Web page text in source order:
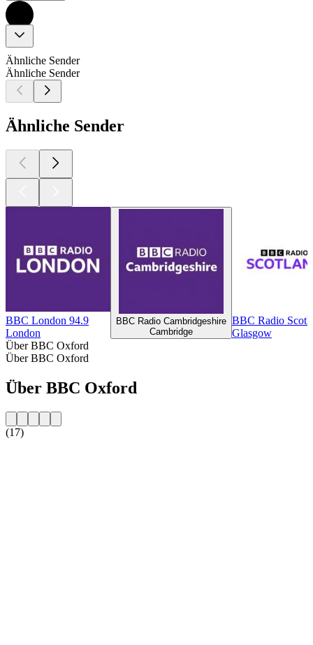
Ähnliche Sender
Ähnliche Sender
Ähnliche Sender
BBC London 94.9
London
BBC Radio Cambridgeshire
Cambridge
BBC Radio
Glasgow
Über BBC Oxford
Über BBC Oxford
Über BBC Oxford
(17)